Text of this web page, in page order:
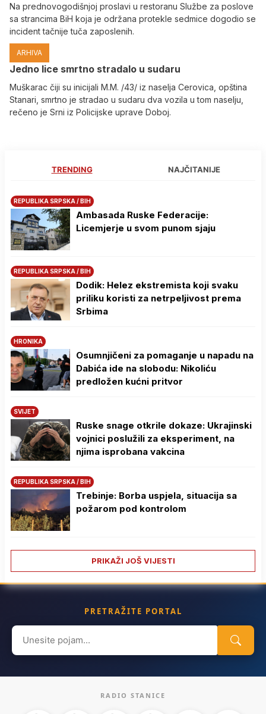
Na prednovogodišnjoj proslavi u restoranu Službe za poslove
sa strancima BiH koja je održana protekle sedmice dogodio se
incident tačnije tuča zaposlenih.
ARHIVA
Јedno lice smrtno stradalo u sudaru
Muškarac čiji su inicijali M.M. /43/ iz naselja Cerovica, opština
Stanari, smrtno je stradao u sudaru dva vozila u tom naselju,
rečeno je Srni iz Policijske uprave Doboj.
TRENDING NAJČITANIJE
REPUBLIKA SRPSKA / BIH
Ambasada Ruske Federacije:
Licemjerje u svom punom sjaju
REPUBLIKA SRPSKA / BIH
Dodik: Helez ekstremista koji svaku
priliku koristi za netrpeljivost prema
Srbima
HRONIKA
Osumnjičeni za pomaganje u napadu na
Dabića ide na slobodu: Nikoliću
predložen kućni pritvor
SVIJET
Ruske snage otkrile dokaze: Ukrajinski
vojnici poslužili za eksperiment, na
njima isprobana vakcina
REPUBLIKA SRPSKA / BIH
Trebinje: Borba uspjela, situacija sa
požarom pod kontrolom
PRIKAŽI JOŠ VIJESTI
PRETRAŽITE PORTAL
Search
for:
RADIO STANICE